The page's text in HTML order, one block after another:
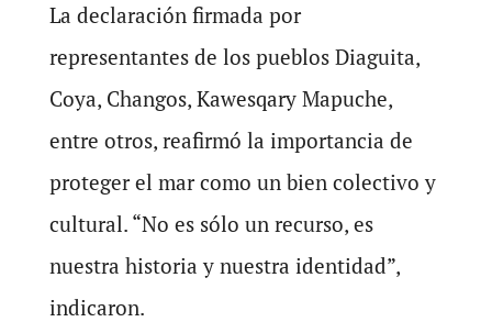
La declaración firmada por
representantes de los pueblos Diaguita,
Coya, Changos, Kawesqary Mapuche,
entre otros, reafirmó la importancia de
proteger el mar como un bien colectivo y
cultural. “No es sólo un recurso, es
nuestra historia y nuestra identidad”,
indicaron.